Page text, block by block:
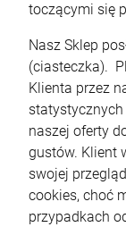
toczącymi się
Nasz Sklep
(ciasteczka).
Klienta przez
naszej oferty
gustów. Klient
swojej
cookies, choć
przypadkach